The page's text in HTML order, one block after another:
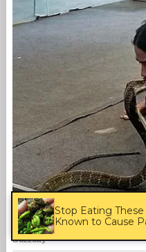
Stop Eating
Known to Cause